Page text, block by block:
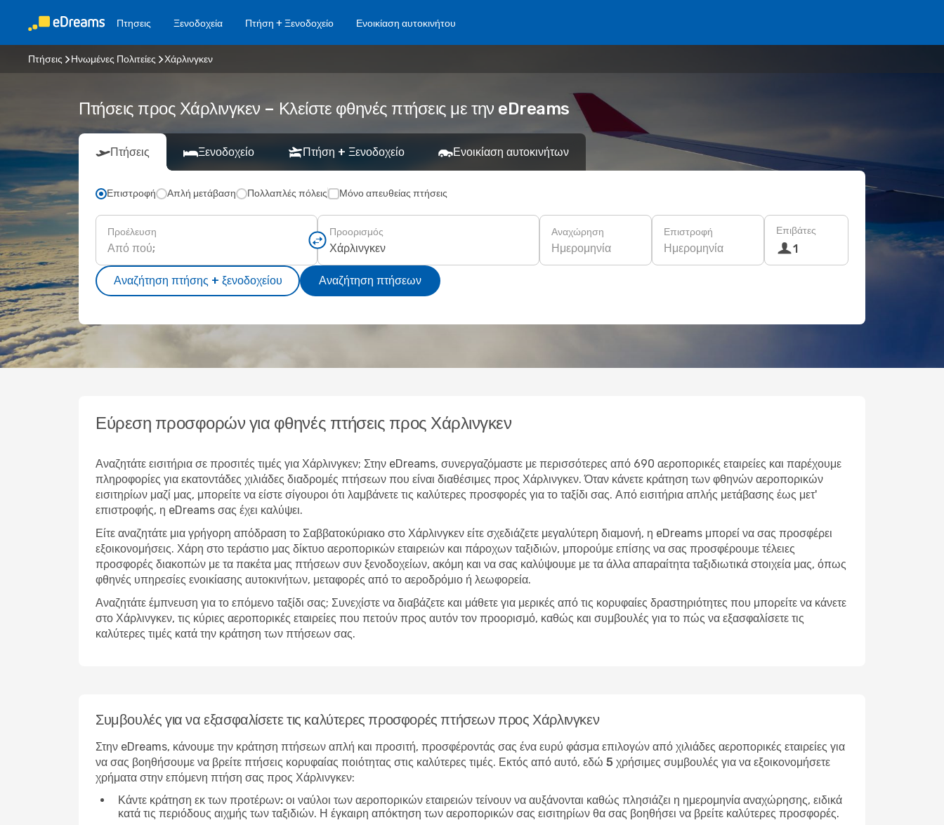
Πτησεις Ξενοδοχεία Πτήση + Ξενοδοχείο Ενοικίαση αυτοκινήτου
Πτήσεις Ηνωμένες Πολιτείες Χάρλινγκεν
Πτήσεις προς Χάρλινγκεν – Κλείστε φθηνές πτήσεις με την eDreams
Πτήσεις Ξενοδοχείο Πτήση + Ξενοδοχείο Ενοικίαση αυτοκινήτων
Επιστροφή Απλή μετάβαση Πολλαπλές πόλεις Μόνο απευθείας πτήσεις
Προέλευση Προορισμός Αναχώρηση
Ημερομηνία
Επιστροφή
Ημερομηνία
Επιβάτες
1
Αναζήτηση πτήσης + ξενοδοχείου Αναζήτηση πτήσεων
Εύρεση προσφορών για φθηνές πτήσεις προς Χάρλινγκεν
Αναζητάτε εισιτήρια σε προσιτές τιμές για Χάρλινγκεν; Στην eDreams, συνεργαζόμαστε με περισσότερες από 690 αεροπορικές εταιρείες και παρέχουμε
πληροφορίες για εκατοντάδες χιλιάδες διαδρομές πτήσεων που είναι διαθέσιμες προς Χάρλινγκεν. Όταν κάνετε κράτηση των φθηνών αεροπορικών
εισιτηρίων μαζί μας, μπορείτε να είστε σίγουροι ότι λαμβάνετε τις καλύτερες προσφορές για το ταξίδι σας. Από εισιτήρια απλής μετάβασης έως μετ'
επιστροφής, η eDreams σας έχει καλύψει.
Είτε αναζητάτε μια γρήγορη απόδραση το Σαββατοκύριακο στο Χάρλινγκεν είτε σχεδιάζετε μεγαλύτερη διαμονή, η eDreams μπορεί να σας προσφέρει
εξοικονομήσεις. Χάρη στο τεράστιο μας δίκτυο αεροπορικών εταιρειών και πάροχων ταξιδιών, μπορούμε επίσης να σας προσφέρουμε τέλειες
προσφορές διακοπών με τα πακέτα μας πτήσεων συν ξενοδοχείων, ακόμη και να σας καλύψουμε με τα άλλα απαραίτητα ταξιδιωτικά στοιχεία μας, όπως
φθηνές υπηρεσίες ενοικίασης αυτοκινήτων, μεταφορές από το αεροδρόμιο ή λεωφορεία.
Αναζητάτε έμπνευση για το επόμενο ταξίδι σας; Συνεχίστε να διαβάζετε και μάθετε για μερικές από τις κορυφαίες δραστηριότητες που μπορείτε να κάνετε
στο Χάρλινγκεν, τις κύριες αεροπορικές εταιρείες που πετούν προς αυτόν τον προορισμό, καθώς και συμβουλές για το πώς να εξασφαλίσετε τις
καλύτερες τιμές κατά την κράτηση των πτήσεων σας.
Συμβουλές για να εξασφαλίσετε τις καλύτερες προσφορές πτήσεων προς Χάρλινγκεν
Στην eDreams, κάνουμε την κράτηση πτήσεων απλή και προσιτή, προσφέροντάς σας ένα ευρύ φάσμα επιλογών από χιλιάδες αεροπορικές εταιρείες για
να σας βοηθήσουμε να βρείτε πτήσεις κορυφαίας ποιότητας στις καλύτερες τιμές. Εκτός από αυτό, εδώ 5 χρήσιμες συμβουλές για να εξοικονομήσετε
χρήματα στην επόμενη πτήση σας προς Χάρλινγκεν:
Κάντε κράτηση εκ των προτέρων: οι ναύλοι των αεροπορικών εταιρειών τείνουν να αυξάνονται καθώς πλησιάζει η ημερομηνία αναχώρησης, ειδικά
κατά τις περιόδους αιχμής των ταξιδιών. Η έγκαιρη απόκτηση των αεροπορικών σας εισιτηρίων θα σας βοηθήσει να βρείτε καλύτερες προσφορές.